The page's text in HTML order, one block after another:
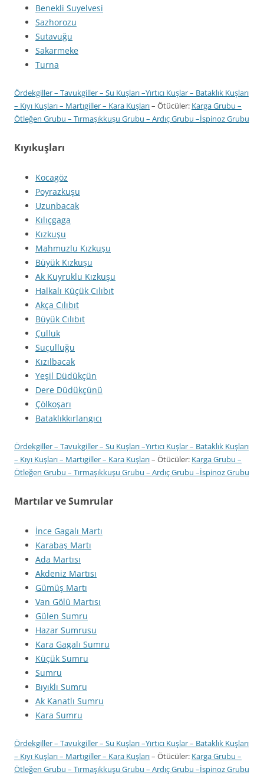
Benekli Suyelvesi
Sazhorozu
Sutavuğu
Sakarmeke
Turna
Ördekgiller– Tavukgiller– Su Kuşları–Yırtıcı Kuşlar– Bataklık Kuşları
– Kıyı Kuşları– Martıgiller– Kara Kuşları– Ötücüler: Karga Grubu –
Ötleğen Grubu – Tırmaşıkkuşu Grubu – Ardıç Grubu –İspinoz Grubu
Kıyıkuşları
Kocagöz
Poyrazkuşu
Uzunbacak
Kılıçgaga
Kızkuşu
Mahmuzlu Kızkuşu
Büyük Kızkuşu
Ak Kuyruklu Kızkuşu
Halkalı Küçük Cılıbıt
Akça Cılıbıt
Büyük Cılıbıt
Çulluk
Suçulluğu
Kızılbacak
Yeşil Düdükçün
Dere Düdükçünü
Çölkoşarı
Bataklıkkırlangıcı
Ördekgiller– Tavukgiller– Su Kuşları–Yırtıcı Kuşlar– Bataklık Kuşları
– Kıyı Kuşları– Martıgiller– Kara Kuşları– Ötücüler: Karga Grubu –
Ötleğen Grubu – Tırmaşıkkuşu Grubu – Ardıç Grubu –İspinoz Grubu
Martılar ve Sumrular
İnce Gagalı Martı
Karabaş Martı
Ada Martısı
Akdeniz Martısı
Gümüş Martı
Van Gölü Martısı
Gülen Sumru
Hazar Sumrusu
Kara Gagalı Sumru
Küçük Sumru
Sumru
Bıyıklı Sumru
Ak Kanatlı Sumru
Kara Sumru
Ördekgiller– Tavukgiller– Su Kuşları–Yırtıcı Kuşlar– Bataklık Kuşları
– Kıyı Kuşları– Martıgiller– Kara Kuşları– Ötücüler: Karga Grubu –
Ötleğen Grubu – Tırmaşıkkuşu Grubu – Ardıç Grubu –İspinoz Grubu